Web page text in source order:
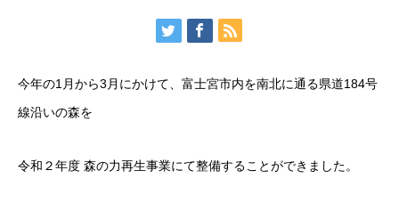
今年の1月から3月にかけて、富士宮市内を南北に通る県道184号
線沿いの森を
令和２年度 森の力再生事業にて整備することができました。